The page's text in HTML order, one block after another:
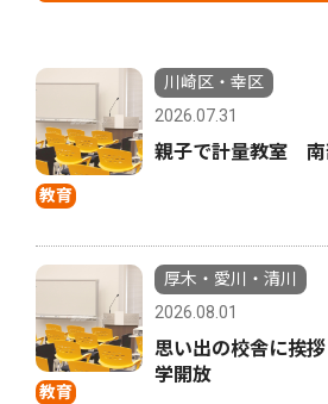
教育
川崎区・幸区
2026.07.31
親子で計量教室 南
教育
厚木・愛川・清川
2026.08.01
思い出の校舎に挨
学開放